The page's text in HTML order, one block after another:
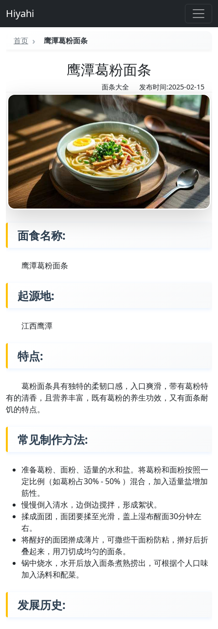
Hiyahi
首页 鹰潭葛粉面条
鹰潭葛粉面条
面条大全 发布时间:2025-02-15
面食名称:
鹰潭葛粉面条
起源地:
江西鹰潭
特点:
葛粉面条具有独特的柔韧口感，入口爽滑，带有葛粉特
有的清香，且营养丰富，既有葛粉的养生功效，又有面条耐
饥的特点。
常见制作方法:
准备葛粉、面粉、适量的水和盐。将葛粉和面粉按照一
定比例（如葛粉占30% - 50% ）混合，加入适量盐增加
筋性。
慢慢倒入清水，边倒边搅拌，形成絮状。
揉成面团，面团要揉至光滑，盖上湿布醒面30分钟左
右。
将醒好的面团擀成薄片，可撒些干面粉防粘，擀好后折
叠起来，用刀切成均匀的面条。
锅中烧水，水开后放入面条煮熟捞出，可根据个人口味
加入汤料和配菜。
发展历史: